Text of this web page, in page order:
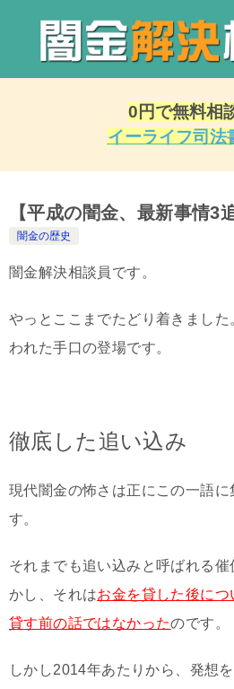
0円で無料相
イーライフ司法
【平成の闇金、最新事情3
闇金の歴史
闇金解決相談員です。
やっとここまでたどり着きまし
われた手口の登場です。
徹底した追い込み
現代闇金の怖さは正にこの一語に
す。
それまでも追い込みと呼ばれる
かし、それはお金を貸した後に
貸す前の話ではなかったのです。
しかし2014年あたりから、発想